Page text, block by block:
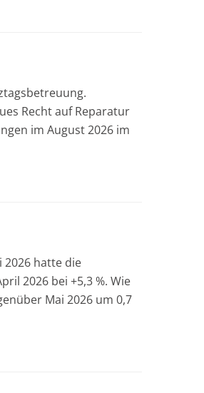
Recht auf Reparatur
im August 2026 im
2026 hatte die
2026 bei +5,3 %. Wie
Mai 2026 um 0,7